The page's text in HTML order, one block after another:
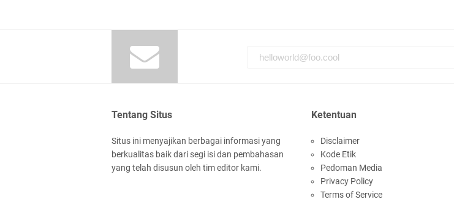
Tentang Situs
Situs ini menyajikan berbagai informasi yang
berkualitas baik dari segi isi dan pembahasan
yang telah disusun oleh tim editor kami.
Ketentuan
Disclaimer
Kode Etik
Pedoman Media
Privacy Policy
Terms of Service